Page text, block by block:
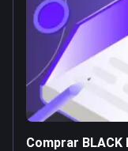
Comprar BLACK